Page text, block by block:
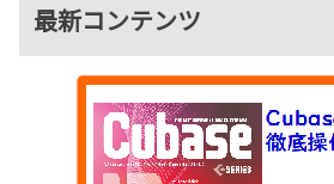
最新コンテンツ